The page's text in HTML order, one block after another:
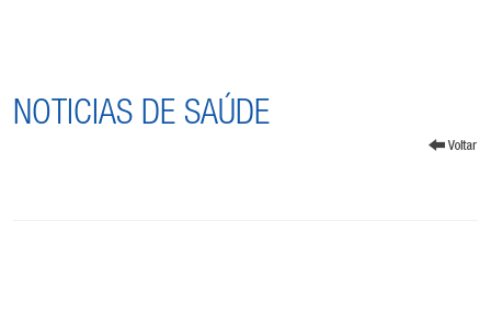
NOTICIAS DE SAÚDE